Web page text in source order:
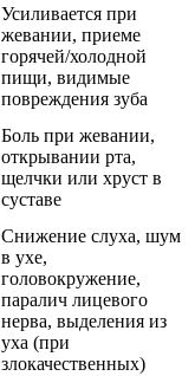
Усиливается при
жевании, приеме
горячей/холодной
пищи, видимые
повреждения зуба
Боль при жевании,
открывании рта,
щелчки или хруст в
суставе
Снижение слуха, шум
в ухе,
головокружение,
паралич лицевого
нерва, выделения из
уха (при
злокачественных)